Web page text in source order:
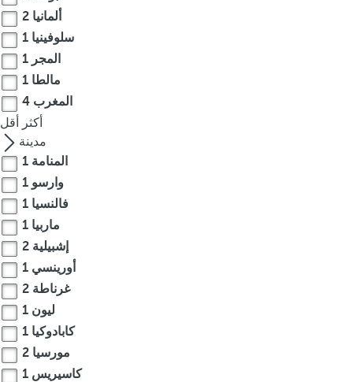
h
e
f
i
s
o
p
t
i
o
n
.
A
t
e
r
e
ألمانيا 2
سلوفينيا 1
المجر 1
مالطا 1
المغرب 4
أكثر
أقل
مدينة
المنامة 1
وارسو 1
فالنسيا 1
ماربيا 1
إشبيلية 2
أورينسي 1
غرناطة 2
ليون 1
كابادوكيا 1
مورسيا 2
كاسيريس 1